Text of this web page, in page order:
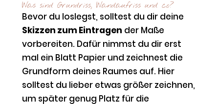
Was sind Grundriss, Wandaufriss und co?
Bevor du loslegst, solltest du dir deine
Skizzen zum Eintragen der Maße
vorbereiten. Dafür nimmst du dir erst
mal ein Blatt Papier und zeichnest die
Grundform deines Raumes auf. Hier
solltest du lieber etwas größer zeichnen,
um später genug Platz für die